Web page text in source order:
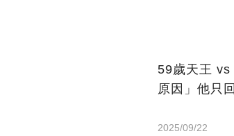
59歲天王 vs
原因」他只
2025/09/22